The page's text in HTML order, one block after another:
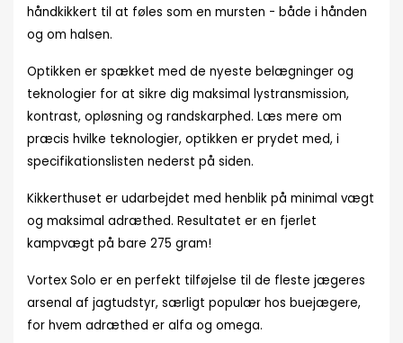
håndkikkert til at føles som en mursten - både i hånden
og om halsen.
Optikken er spækket med de nyeste belægninger og
teknologier for at sikre dig maksimal lystransmission,
kontrast, opløsning og randskarphed. Læs mere om
præcis hvilke teknologier, optikken er prydet med, i
specifikationslisten nederst på siden.
Kikkerthuset er udarbejdet med henblik på minimal vægt
og maksimal adræthed. Resultatet er en fjerlet
kampvægt på bare 275 gram!
Vortex Solo er en perfekt tilføjelse til de fleste jægeres
arsenal af jagtudstyr, særligt populær hos buejægere,
for hvem adræthed er alfa og omega.